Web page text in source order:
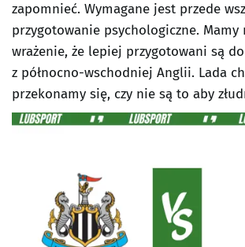
zapomnieć. Wymagane jest przede
przygotowanie psychologiczne.
wrażenie, że lepiej przygotowani są
z północno-wschodniej Anglii. Lada
przekonamy się, czy nie są to aby